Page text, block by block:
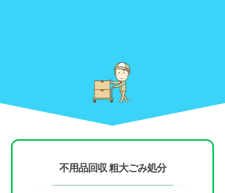
不用品回収 粗大ごみ処分